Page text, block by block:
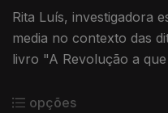
Rita Luís, investigadora
media no contexto das
livro "A Revolução a
Portugal.
opções